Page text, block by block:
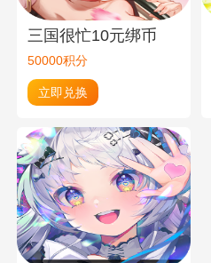
三国很忙10元绑币
50000积分
立即兑换